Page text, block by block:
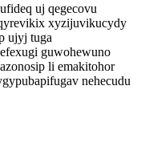
uj qegecovu
xyzijuvikucydy
ujyj tuga
guwohewuno
li emakitohor
nehecudu